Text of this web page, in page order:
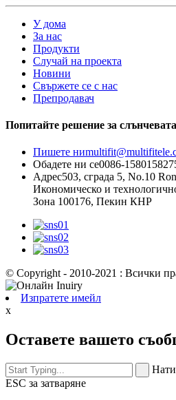
У дома
За нас
Продукти
Случай на проекта
Новини
Свържете се с нас
Препродавач
Попитайте решение за
Пишете ни
Обадете ни се0086-
Адрес503, сграда 5, No.10
Икономическо и
Зона 100176, Пекин КНР
© Copyright - 2010-2021 : Всички
Изпратете имейл
x
Оставете вашето
ESC за затваряне